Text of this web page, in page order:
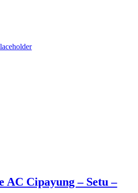
AC Cipayung – Setu –